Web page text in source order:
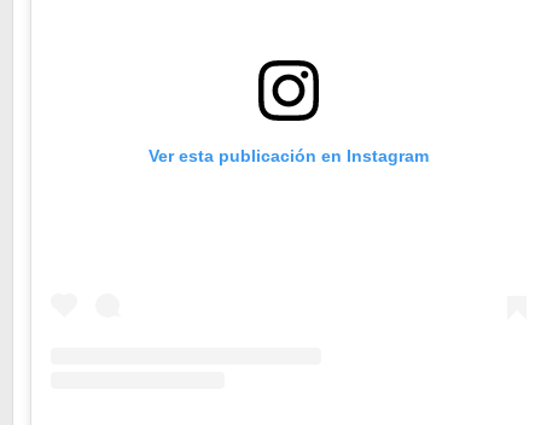
Ver esta publicación en Instagram